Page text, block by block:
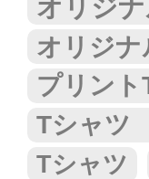
オリジ
オリジナ
プリント
Tシャツ
Tシャツ